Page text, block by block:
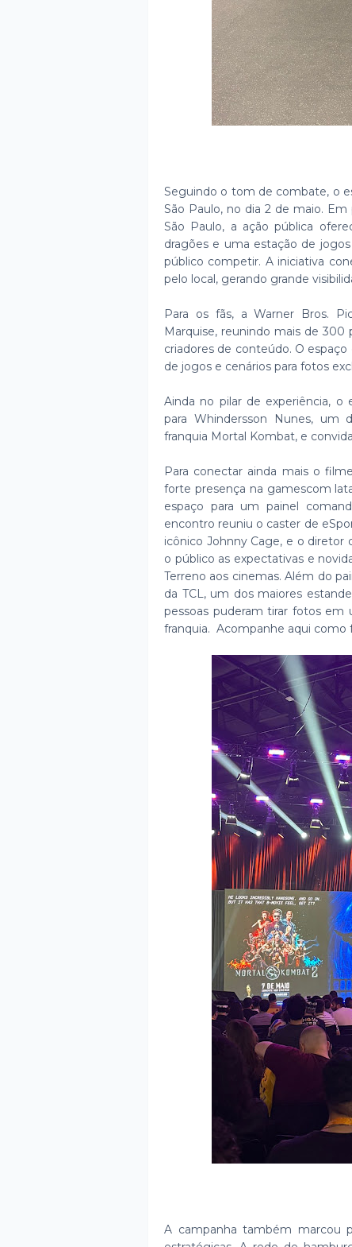
Seguindo o tom de combate, o
São Paulo, no dia 2 de maio.
São Paulo, a ação pública
dragões e uma estação de
público competir. A iniciativa
pelo local, gerando grande
Para os fãs, a Warner Bros.
Marquise, reunindo mais de 300
criadores de conteúdo. O
de jogos e cenários para fotos
Ainda no pilar de experiência, o
para Whindersson Nunes, um
franquia Mortal Kombat, e
Para conectar ainda mais o
forte presença na gamescom
espaço para um painel
encontro reuniu o caster de
icônico Johnny Cage, e o
o público as expectativas e
Terreno aos cinemas. Além do
da TCL, um dos maiores
pessoas puderam tirar fotos
franquia. Acompanhe aqui como
A campanha também marcou